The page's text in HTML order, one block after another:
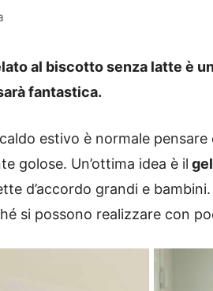
al biscotto senza latte è
fantastica.
estivo è normale
golose. Un’ottima idea è il
d’accordo grandi e
si possono realizzare con